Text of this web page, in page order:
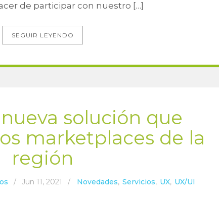
de participar con nuestro […]
SEGUIR LEYENDO
solución que
marketplaces de la
región
/ Jun 11, 2021 / Novedades, Servicios, UX, UX/UI